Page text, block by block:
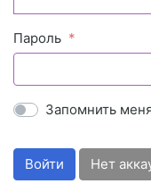
Пароль
Запомнить
Войти Нет